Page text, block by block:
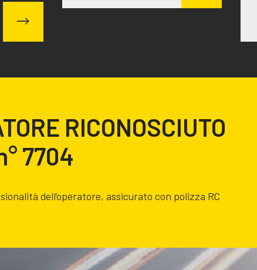
RICONOSCIUTO
7704
dell’operatore, assicurato con polizza RC